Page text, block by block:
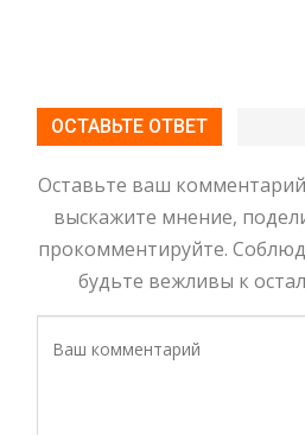
ОСТАВЬТЕ ОТВЕТ
Оставьте ваш
выскажите мнение,
прокомментируйте.
будьте вежливы к